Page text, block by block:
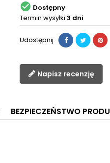
 Dostępny
Termin wysyłki 3 dni
Udostępnij
Napisz recenzję
BEZPIECZEŃSTWO